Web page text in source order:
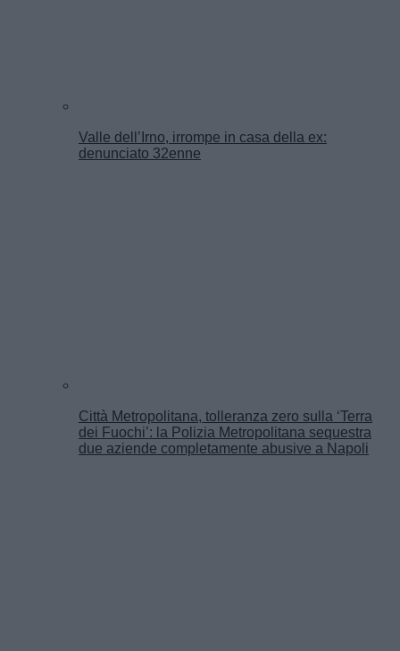
Valle dell’Irno, irrompe in casa della ex:
denunciato 32enne
Città Metropolitana, tolleranza zero sulla ‘Terra
dei Fuochi’: la Polizia Metropolitana sequestra
due aziende completamente abusive a Napoli